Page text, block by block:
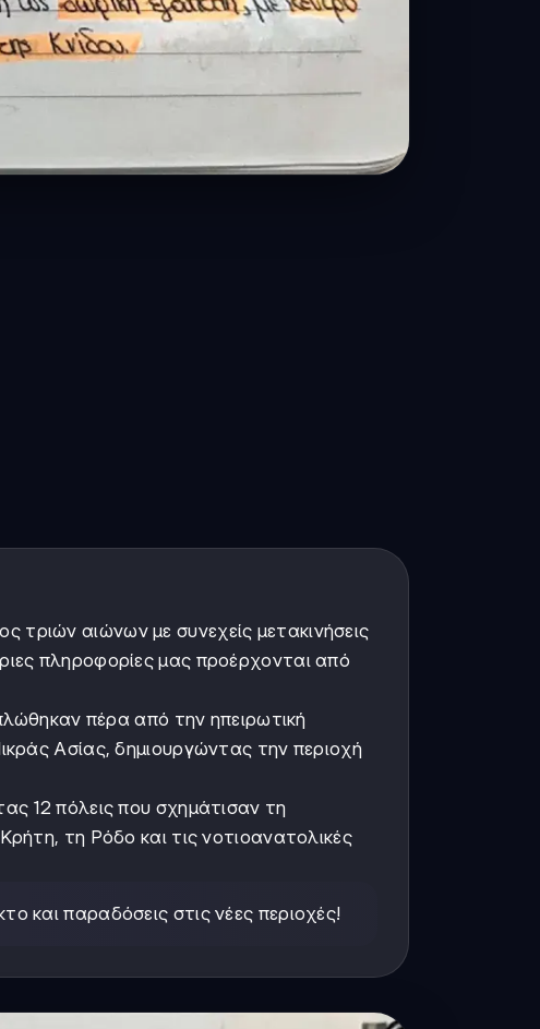
τριών αιώνων με συνεχείς μετακινήσεις
πληροφορίες μας προέρχονται από
πέρα από την ηπειρωτική
Ασίας, δημιουργώντας την περιοχή
12 πόλεις που σχημάτισαν τη
τη Ρόδο και τις νοτιοανατολικές
και παραδόσεις στις νέες περιοχές!